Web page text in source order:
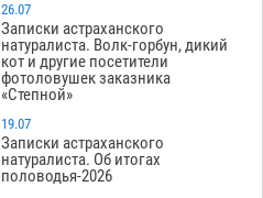
26.07
Записки астраханского
натуралиста. Волк-горбун, дикий
кот и другие посетители
фотоловушек заказника
«Степной»
19.07
Записки астраханского
натуралиста. Об итогах
половодья-2026